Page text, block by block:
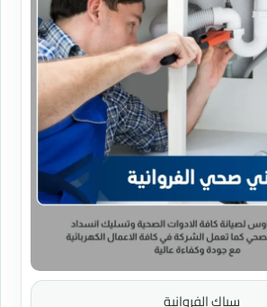
سباك الفروانية